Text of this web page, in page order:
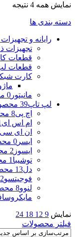
نمایش همه 4 نتیجه
دسته بندی ها
رایانه و
تجهیزات
قطعات
قطعات
کارت
مانیتور 0 محصولات
لپ تاپ39 محصول
اچ پی8 محصول
ام اس ای
ان ای سی
ایسر 0 محصولات
ایسوز 2 محصول
توشیبا 1 محصولات
دل13 محصول
فوجیتسو2 محصول
لنوو8 محصول
نمایش 9
12
18
24
فیلتر محصولات